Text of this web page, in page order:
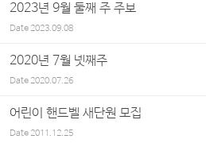
2023년 9월 둘째 주 주보
Date2023.09.08
2020년 7월 넷째주
Date2020.07.26
어린이 핸드벨 새단원 모집
Date2011.12.25